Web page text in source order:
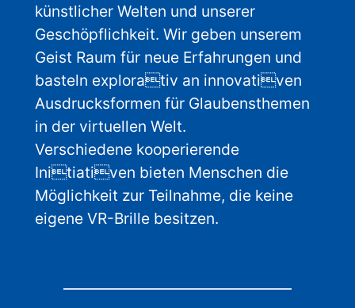
künstlicher Welten und unserer
Geschöpflichkeit. Wir geben unserem
Geist Raum für neue Erfahrungen und
basteln explorativ an innovativen
Ausdrucksformen für Glaubensthemen
in der virtuellen Welt.
Verschiedene kooperierende
Initiativen bieten Menschen die
Möglichkeit zur Teilnahme, die keine
eigene VR-Brille besitzen.